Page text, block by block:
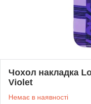
Чохол накладка
Violet
Немає в наявності